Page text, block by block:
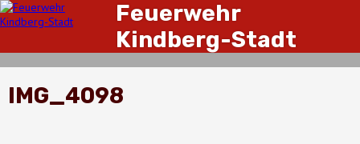
Feuerwehr
Kindberg-Stadt
IMG_4098